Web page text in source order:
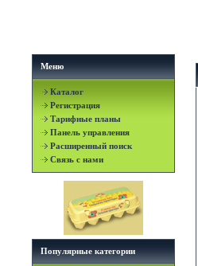
Меню
Каталог
Регистрация
Тарифные планы
Панель управления
Расширенный поиск
Связь с нами
Популярные категории